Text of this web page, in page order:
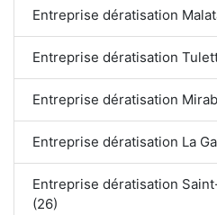
Entreprise dératisation
Entreprise dératisation
Entreprise dératisation
Entreprise dératisation La
Entreprise dératisation
(26)